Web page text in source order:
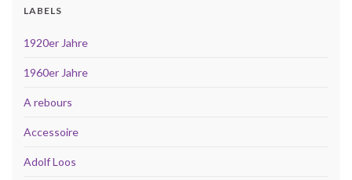
LABELS
1920er Jahre
1960er Jahre
A rebours
Accessoire
Adolf Loos